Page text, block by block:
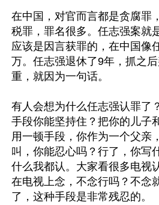
在中国，对官而言都是贪腐罪
税罪，罪名很多。任志强案就
应该是因言获罪的，在中国像
万。任志强退休了9年，抓之
重，就因为一句话。
有人会想为什么任志强认罪了
手段你能坚持住？把你的儿子
用一顿手段，你作为一个父亲
叫，你能忍心吗？行了，你写
什么我都认。大家看很多电视
在电视上念，不念行吗？不念
了，这种手段是非常残忍的。